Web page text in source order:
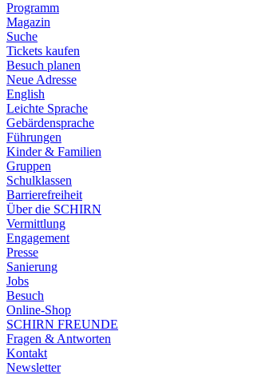
Programm
Magazin
Suche
Tickets kaufen
Besuch planen
Neue Adresse
English
Leichte Sprache
Gebärdensprache
Führungen
Kinder & Familien
Gruppen
Schulklassen
Barrierefreiheit
Über die SCHIRN
Vermittlung
Engagement
Presse
Sanierung
Jobs
Besuch
Online-Shop
SCHIRN FREUNDE
Fragen & Antworten
Kontakt
Newsletter